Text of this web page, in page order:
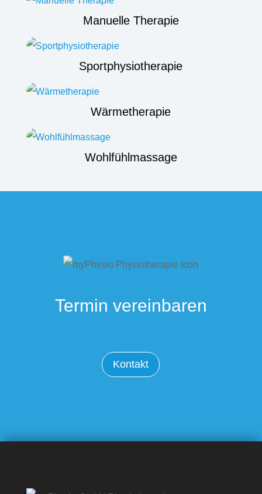
Manuelle Therapie
Sportphysiotherapie
Wärmetherapie
Wohlfühlmassage
Termin vereinbaren
Kontakt